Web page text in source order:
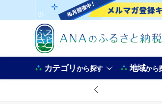
カテゴリから探す 地域から